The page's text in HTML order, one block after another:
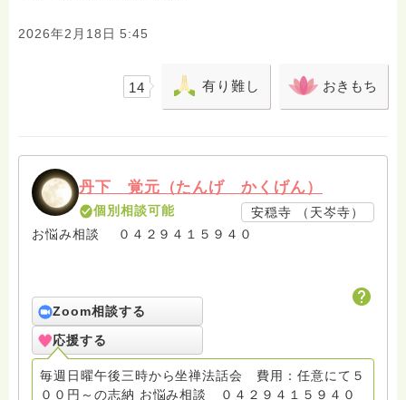
2026年2月18日 5:45
14 有り難し おきもち
丹下 覚元（たんげ かくげん）
個別相談可能
安穏寺 （天岑寺）
お悩み相談 ０４２９４１５９４０
Zoom相談する
応援する
毎週日曜午後三時から坐禅法話会 費用：任意にて５
００円～の志納 お悩み相談 ０４２９４１５９４０